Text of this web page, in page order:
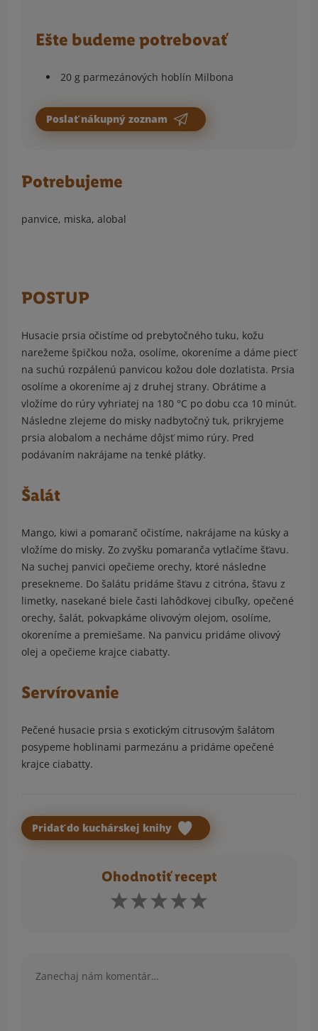
Ešte budeme potrebovať
20 g parmezánových hoblín Milbona
Poslať nákupný zoznam
Potrebujeme
panvice, miska, alobal
POSTUP
Husacie prsia očistíme od prebytočného tuku, kožu
narežeme špičkou noža, osolíme, okoreníme a dáme piecť
na suchú rozpálenú panvicou kožou dole dozlatista. Prsia
osolíme a okoreníme aj z druhej strany. Obrátime a
vložíme do rúry vyhriatej na 180 °C po dobu cca 10 minút.
Následne zlejeme do misky nadbytočný tuk, prikryjeme
prsia alobalom a necháme dôjsť mimo rúry. Pred
podávaním nakrájame na tenké plátky.
Šalát
Mango, kiwi a pomaranč očistíme, nakrájame na kúsky a
vložíme do misky. Zo zvyšku pomaranča vytlačíme šťavu.
Na suchej panvici opečieme orechy, ktoré následne
presekneme. Do šalátu pridáme šťavu z citróna, šťavu z
limetky, nasekané biele časti lahôdkovej cibuľky, opečené
orechy, šalát, pokvapkáme olivovým olejom, osolíme,
okoreníme a premiešame. Na panvicu pridáme olivový
olej a opečieme krajce ciabatty.
Servírovanie
Pečené husacie prsia s exotickým citrusovým šalátom
posypeme hoblinami parmezánu a pridáme opečené
krajce ciabatty.
Pridať do kuchárskej knihy
Ohodnotiť recept